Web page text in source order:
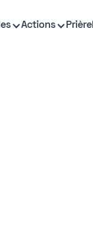
Actions Prière